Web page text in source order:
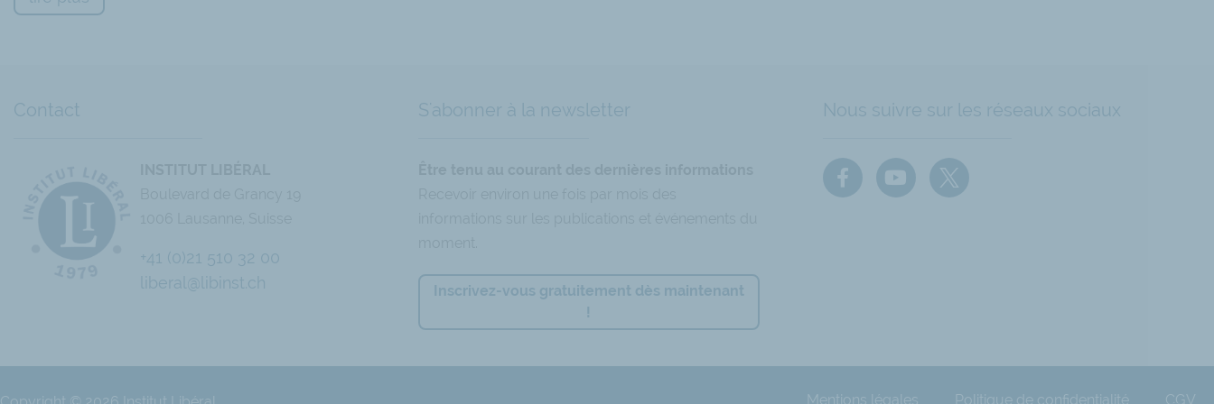
vitale, c’est l’égalité devant la loi et en dignité.
Contact
+41 (0)21 510 32 00
liberal@libinst.ch
S'abonner à la newsletter
Inscrivez-vous gratuitement dès maintenant
!
Nous suivre sur les réseaux sociaux
Mentions légales Politique de confidentialité CGV